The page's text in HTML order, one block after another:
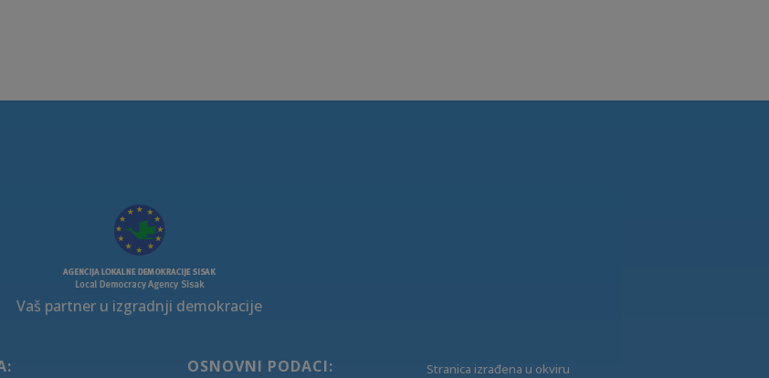
Vaš partner u izgradnji demokracije
OSNOVNI PODACI:
Stranica izrađena u okviru